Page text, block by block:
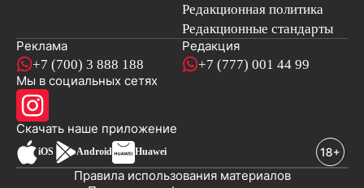
Редакционная политика
Редакционные стандарты
Реклама
+7 (700) 3 888 188
Редакция
+7 (777) 001 44 99
Мы в социальных сетях
Скачать наше приложениеновостей
iOS Android Huawei
Правила использования материалов